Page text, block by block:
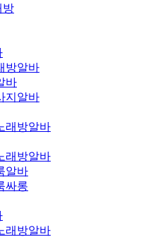
방
방알바
바
지알바
래방알바
래방알바
알바
싸롱
래방알바